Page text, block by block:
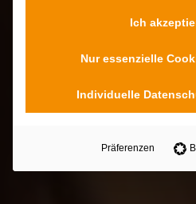
Ich
Nur essenzielle
Individuelle
Präferenzen